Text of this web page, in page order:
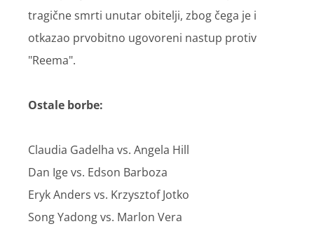
tragične smrti unutar obitelji, zbog čega je i
otkazao prvobitno ugovoreni nastup protiv
"Reema".
Ostale borbe:
Claudia Gadelha vs. Angela Hill
Dan Ige vs. Edson Barboza
Eryk Anders vs. Krzysztof Jotko
Song Yadong vs. Marlon Vera